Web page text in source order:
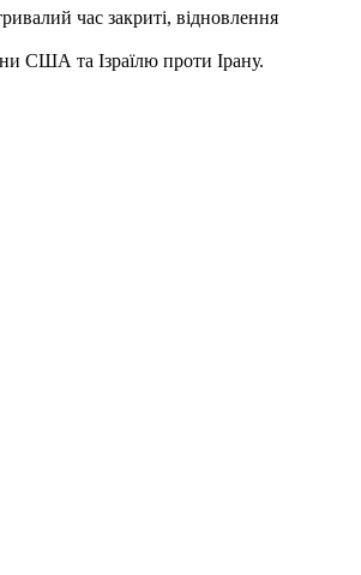
час закриті, відновлення
США та Ізраїлю проти Ірану.